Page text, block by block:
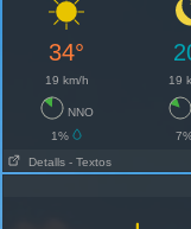
34°
19 km/h 19
NNO
1%
Detalls - Textos